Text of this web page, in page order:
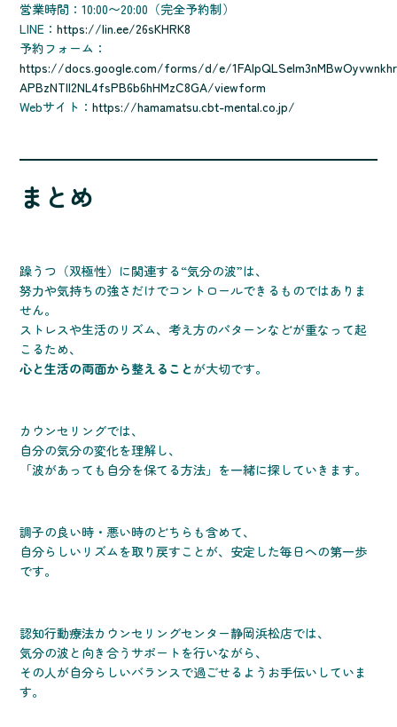
営業時間：10:00〜20:00（完全予約制）
LINE：https://lin.ee/26sKHRK8
予約フォーム：
https://docs.google.com/forms/d/e/
APBzNTll2NL4fsPB6b6hHMzC8GA/viewform
Webサイト：https://hamamatsu.cbt-mental.co.jp/
まとめ
躁うつ（双極性）に関連する“気分の波”は、
努力や気持ちの強さだけでコントロールできるものではありま
せん。
ストレスや生活のリズム、考え方のパターンなどが重なって起
こるため、
心と生活の両面から整えることが大切です。
カウンセリングでは、
自分の気分の変化を理解し、
「波があっても自分を保てる方法」を一緒に探していきます。
調子の良い時・悪い時のどちらも含めて、
自分らしいリズムを取り戻すことが、安定した毎日への第一歩
です。
認知行動療法カウンセリングセンター静岡浜松店では、
気分の波と向き合うサポートを行いながら、
その人が自分らしいバランスで過ごせるようお手伝いしていま
す。